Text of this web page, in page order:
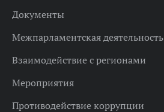
Документы
Межпарламентская деятельность
Взаимодействие с регионами
Мероприятия
Противодействие коррупции